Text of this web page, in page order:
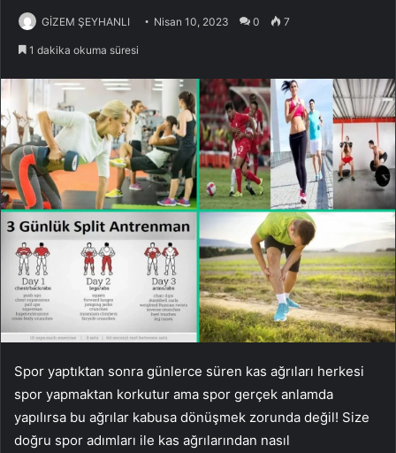
GİZEM ŞEYHANLI Nisan 10, 2023 0 7
1 dakika okuma süresi
Spor yaptıktan sonra günlerce süren kas ağrıları herkesi
spor yapmaktan korkutur ama spor gerçek anlamda
yapılırsa bu ağrılar kabusa dönüşmek zorunda değil! Size
doğru spor adımları ile kas ağrılarından nasıl